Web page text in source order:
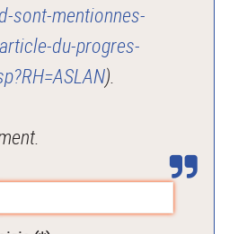
sont-mentionnes-
du-progres-
).